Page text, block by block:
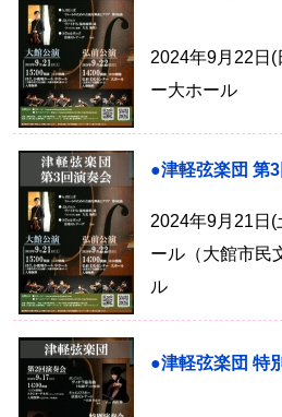
2024年9月22日(
ー大ホール
●津軽弦楽団 第
2024年9月21日(
ール（大館市民
ル
●津軽弦楽団 特